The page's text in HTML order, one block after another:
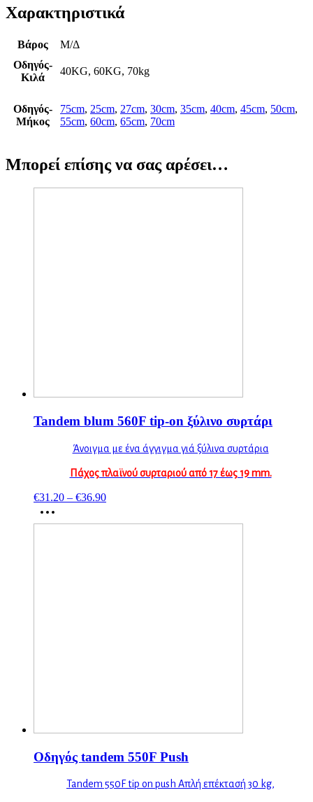
Χαρακτηριστικά
Βάρος
Μ/Δ
Οδηγός-
Κιλά
40KG, 60KG, 70kg
Οδηγός-
Μήκος
75cm, 25cm, 27cm, 30cm, 35cm, 40cm, 45cm, 50cm,
55cm, 60cm, 65cm, 70cm
Μπορεί επίσης να σας αρέσει…
Tandem blum 560F tip-on ξύλινο συρτάρι
Άνοιγμα με ένα άγγιγμα γιά ξύλινα συρτάρια
Πάχος πλαϊνού συρταριού από 17 έως 19 mm.
€31.20 – €36.90
Οδηγός tandem 550F Push
Tandem 550F tip on push Απλή επέκτασή 30 kg,